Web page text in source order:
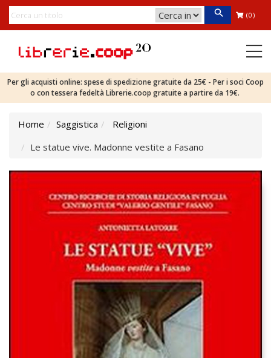
(0)
Per gli acquisti online: spese di spedizione gratuite da 25€ - Per i soci Coop
o con tessera fedeltà Librerie.coop gratuite a partire da 19€.
Home Saggistica
Religioni
Le statue vive. Madonne vestite a Fasano